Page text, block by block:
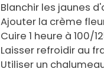
Blanchir les jaunes
Ajouter la crème
Cuire 1 heure à 100/
Laisser refroidir au
Utiliser un